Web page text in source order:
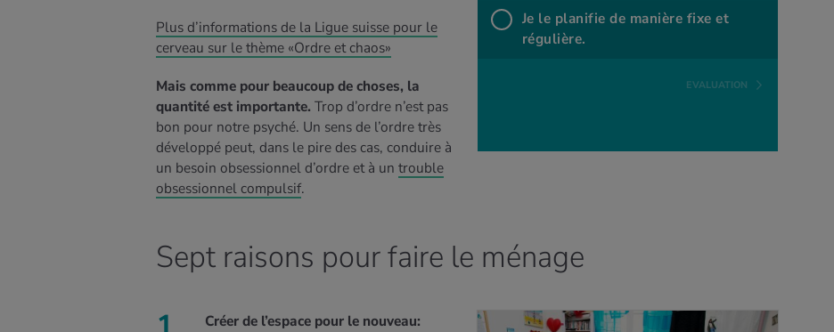
Je le pla­ni­fie de manière fixe et
régu­lière.
EVALUATION
Je le planifie de manière fixe et régulière.
%
Plus d’informations de la Ligue suisse pour le
cerveau sur le thème «Ordre et chaos»
Mais comme pour beaucoup de choses, la
quantité est importante. Trop d’ordre n’est pas
bon pour notre psyché. Un sens de l’ordre très
développé peut, dans le pire des cas, conduire à
un besoin obsessionnel d’ordre et à un trouble
obsessionnel compulsif.
Sept raisons pour faire le ménage
Créer de l’espace pour le nouveau: